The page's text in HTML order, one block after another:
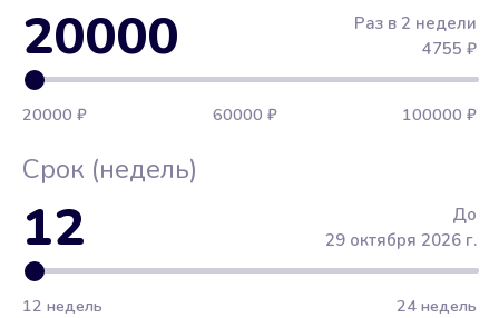
20000
Раз в 2 недели
4755 ₽
20000 ₽ 60000 ₽ 100000 ₽
Срок (недель)
12
До
29 октября 2026 г.
12 недель 24 недель